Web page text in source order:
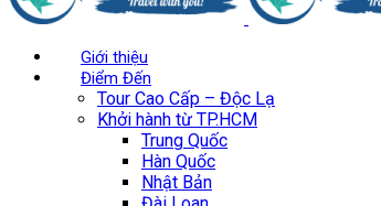
Giới thiệu
Điểm Đến
Tour Cao Cấp – Độc Lạ
Khởi hành từ TP.HCM
Trung Quốc
Hàn Quốc
Nhật Bản